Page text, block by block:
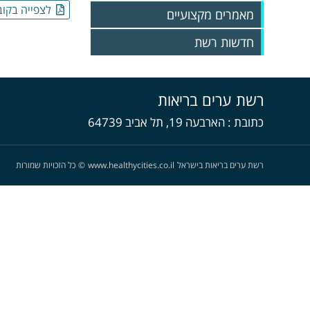
מאמרים מקצועיים
חדשות רשת
גיליונות 2024
גיליונות 2023
גליונות 2022
גליונות 2021
גליונות 2020
גליונות 2019
גליונות 2018
לצפייה
רשת ערים בריאות
כתובת הארבעה 19, תל אביב 64739
רשת ערים בריאות בישראל www.healthycities.co.il
© כל הזכויות שמורות